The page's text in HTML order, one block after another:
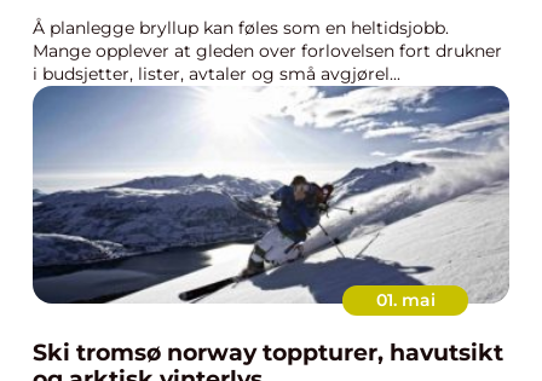
Å planlegge bryllup kan føles som en heltidsjobb.
Mange opplever at gleden over forlovelsen fort drukner
i budsjetter, lister, avtaler og små avgjørel...
01. mai
Ski tromsø norway toppturer, havutsikt